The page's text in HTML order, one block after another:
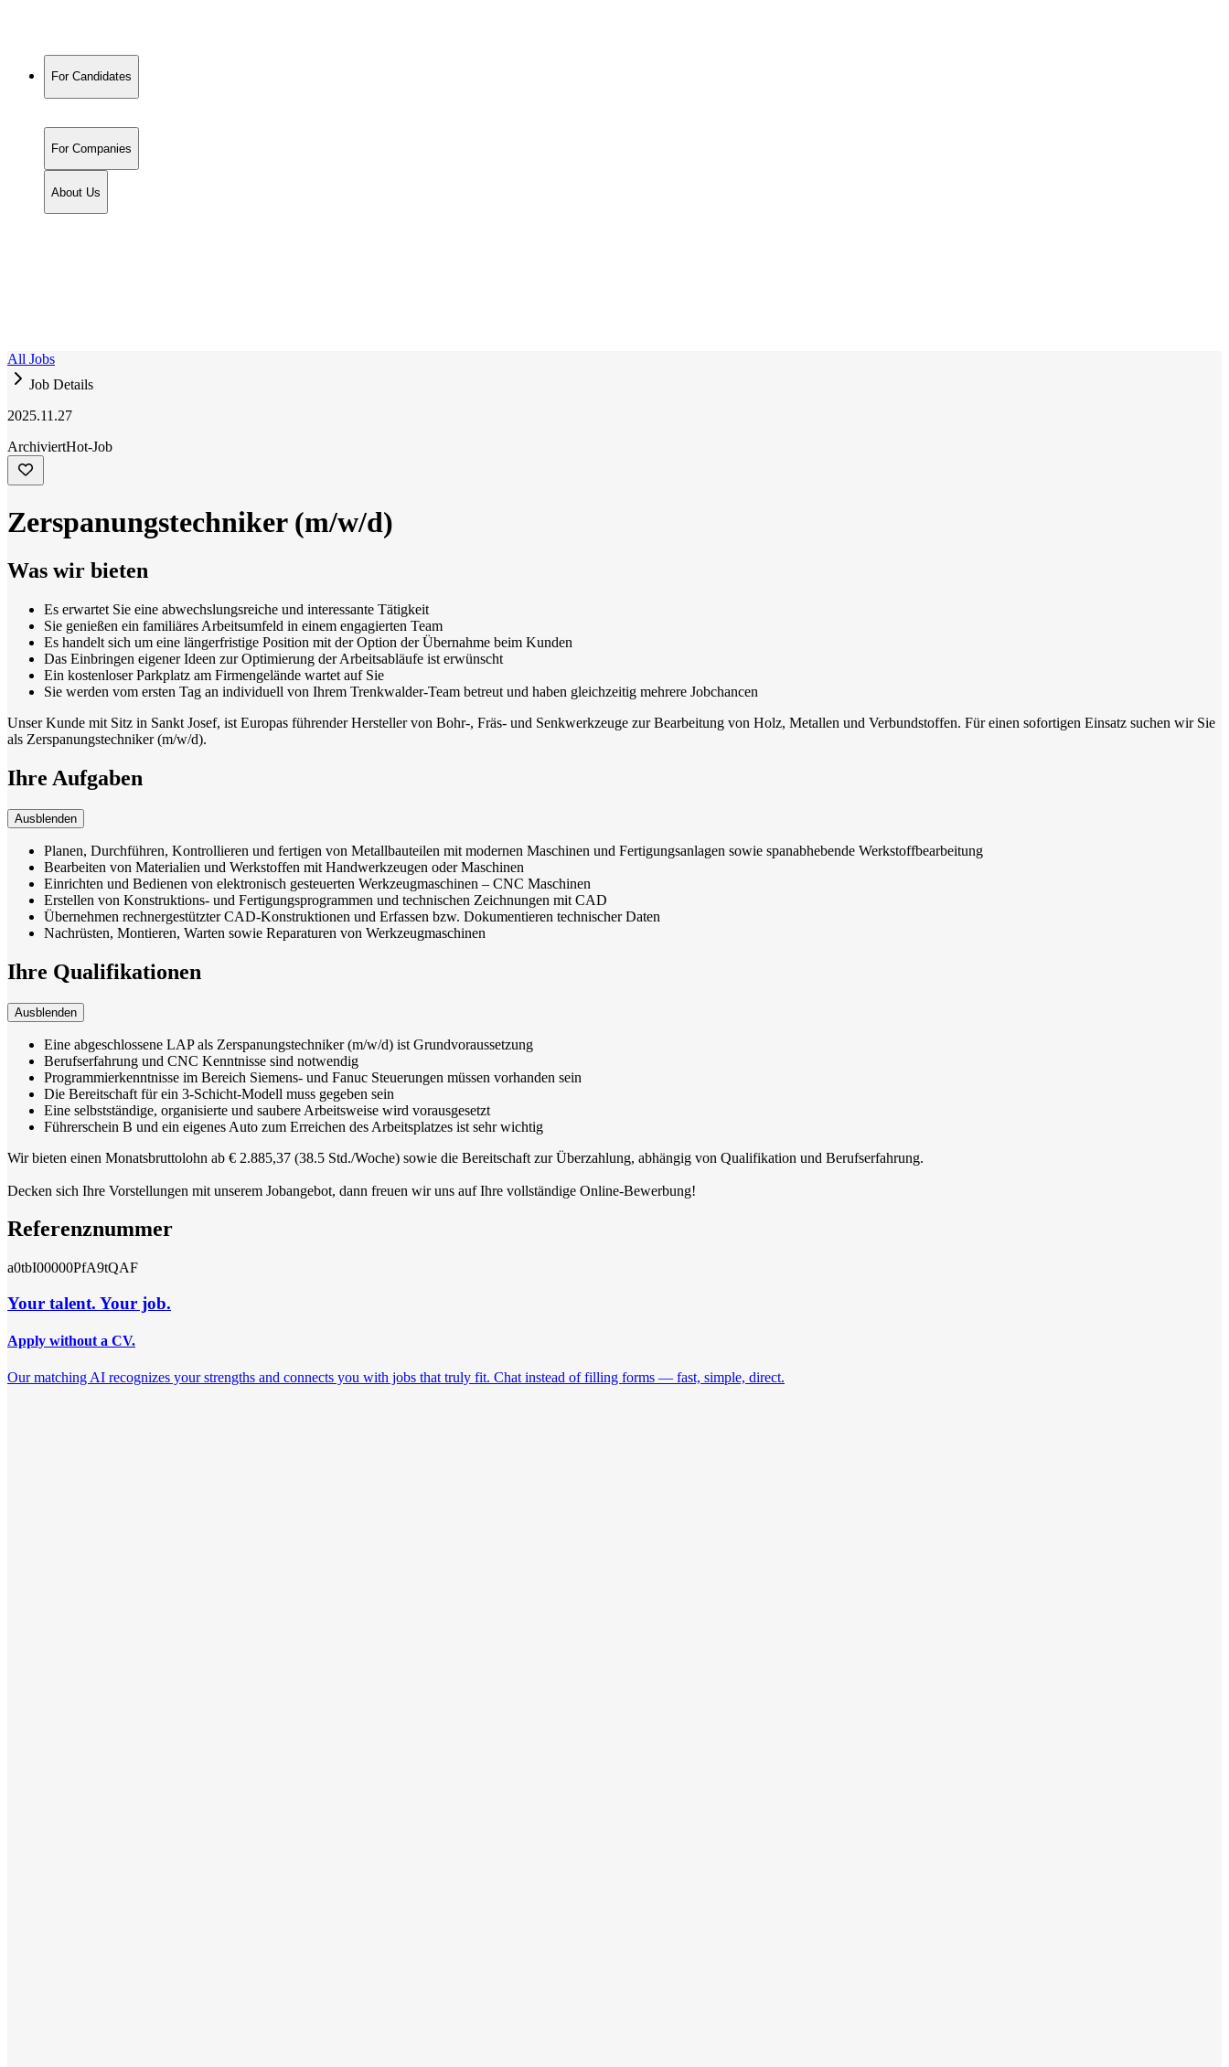
For Candidates
For Companies
About Us
All Jobs
Job Details
2025.11.27
ArchiviertHot-Job
Zerspanungstechniker (m/w/d)
Was wir bieten
Es erwartet Sie eine abwechslungsreiche und interessante Tätigkeit
Sie genießen ein familiäres Arbeitsumfeld in einem engagierten Team
Es handelt sich um eine längerfristige Position mit der Option der Übernahme beim Kunden
Das Einbringen eigener Ideen zur Optimierung der Arbeitsabläufe ist erwünscht
Ein kostenloser Parkplatz am Firmengelände wartet auf Sie
Sie werden vom ersten Tag an individuell von Ihrem Trenkwalder-Team betreut und haben gleichzeitig mehrere Jobchancen
Unser Kunde mit Sitz in Sankt Josef, ist Europas führender Hersteller von Bohr-, Fräs- und Senkwerkzeuge zur Bearbeitung von Holz, Metallen und Verbundstoffen. Für einen sofortigen Einsatz suchen wir Sie
als Zerspanungstechniker (m/w/d).
Ihre Aufgaben
Ausblenden
Planen, Durchführen, Kontrollieren und fertigen von Metallbauteilen mit modernen Maschinen und Fertigungsanlagen sowie spanabhebende Werkstoffbearbeitung
Bearbeiten von Materialien und Werkstoffen mit Handwerkzeugen oder Maschinen
Einrichten und Bedienen von elektronisch gesteuerten Werkzeugmaschinen – CNC Maschinen
Erstellen von Konstruktions- und Fertigungsprogrammen und technischen Zeichnungen mit CAD
Übernehmen rechnergestützter CAD-Konstruktionen und Erfassen bzw. Dokumentieren technischer Daten
Nachrüsten, Montieren, Warten sowie Reparaturen von Werkzeugmaschinen
Ihre Qualifikationen
Ausblenden
Eine abgeschlossene LAP als Zerspanungstechniker (m/w/d) ist Grundvoraussetzung
Berufserfahrung und CNC Kenntnisse sind notwendig
Programmierkenntnisse im Bereich Siemens- und Fanuc Steuerungen müssen vorhanden sein
Die Bereitschaft für ein 3-Schicht-Modell muss gegeben sein
Eine selbstständige, organisierte und saubere Arbeitsweise wird vorausgesetzt
Führerschein B und ein eigenes Auto zum Erreichen des Arbeitsplatzes ist sehr wichtig
Wir bieten einen Monatsbruttolohn ab € 2.885,37 (38.5 Std./Woche) sowie die Bereitschaft zur Überzahlung, abhängig von Qualifikation und Berufserfahrung.
Decken sich Ihre Vorstellungen mit unserem Jobangebot, dann freuen wir uns auf Ihre vollständige Online-Bewerbung!
Referenznummer
a0tbI00000PfA9tQAF
Your talent. Your job.
Apply without a CV.
Our matching AI recognizes your strengths and connects you with jobs that truly fit. Chat instead of filling forms — fast, simple, direct.